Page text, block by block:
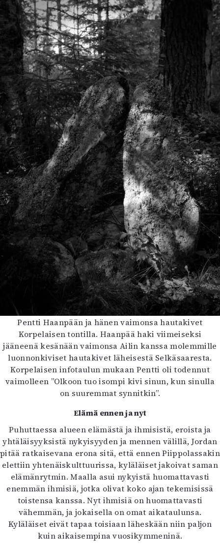
Pentti Haanpään ja hänen vaimonsa hautakivet
Korpelaisen tontilla. Haanpää haki viimeiseksi
jääneenä kesänään vaimonsa Ailin kanssa molemmille
luonnonkiviset hautakivet läheisestä Selkäsaaresta.
Korpelaisen infotaulun mukaan Pentti oli todennut
vaimolleen ”Olkoon tuo isompi kivi sinun, kun sinulla
on suuremmat synnitkin”.
Elämä ennen ja nyt
Puhuttaessa alueen elämästä ja ihmisistä, eroista ja
yhtäläisyyksistä nykyisyyden ja mennen välillä, Jordan
pitää ratkaisevana erona sitä, että ennen Piippolassakin
elettiin yhtenäiskulttuurissa, kyläläiset jakoivat saman
elämänrytmin. Maalla asui nykyistä huomattavasti
enemmän ihmisiä, jotka olivat koko ajan tekemisissä
toistensa kanssa. Nyt ihmisiä on huomattavasti
vähemmän, ja jokaisella on omat aikataulunsa.
Kyläläiset eivät tapaa toisiaan läheskään niin paljon
kuin aikaisempina vuosikymmeninä.